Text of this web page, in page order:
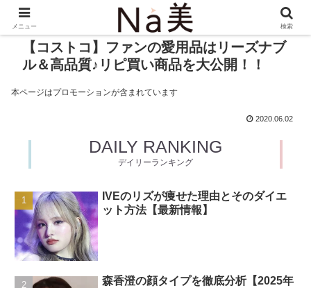
【コストコ】ファンの愛用品はリーズナブ
ル＆高品質♪リピ買い商品を大公開！！
本ページはプロモーションが含まれています
2020.06.02
DAILY RANKING
デイリーランキング
IVEのリズが痩せた理由とそのダイエ
ット方法【最新情報】
森香澄の顔タイプを徹底分析【2025年
メニュー 検索